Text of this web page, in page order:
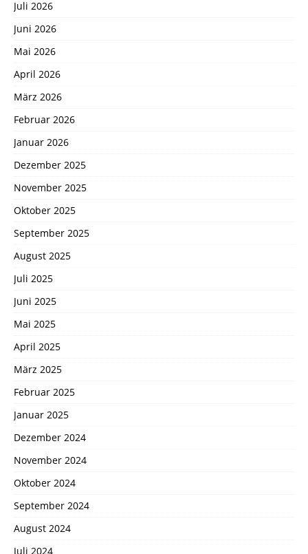
Juli 2026
Juni 2026
Mai 2026
April 2026
März 2026
Februar 2026
Januar 2026
Dezember 2025
November 2025
Oktober 2025
September 2025
August 2025
Juli 2025
Juni 2025
Mai 2025
April 2025
März 2025
Februar 2025
Januar 2025
Dezember 2024
November 2024
Oktober 2024
September 2024
August 2024
Juli 2024